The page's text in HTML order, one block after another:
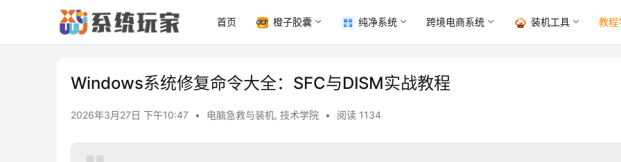
首页 橙子胶囊 纯净系统 跨境电商系统 装机工具 教程
Windows系统修复命令大全：SFC与DISM实战教程
2026年3月27日 下午10:47 • 电脑急救与装机, 技术学院 • 阅读 1134